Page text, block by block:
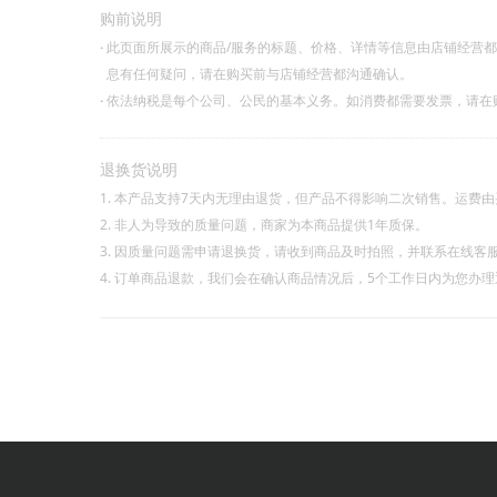
购前说明
· 此页面所展示的商品/服务的标题、价格、详情等信息由店铺经营
息有任何疑问，请在购买前与店铺经营都沟通确认。
·依法纳税是每个公司、公民的基本义务。如消费都需要发票，请
退换货说明
1. 本产品支持7天内无理由退货，但产品不得影响二次销售。运费
2. 非人为导致的质量问题，商家为本商品提供1年质保。
3. 因质量问题需申请退换货，请收到商品及时拍照，并联系在线客
4. 订单商品退款，我们会在确认商品情况后，5个工作日内为您办